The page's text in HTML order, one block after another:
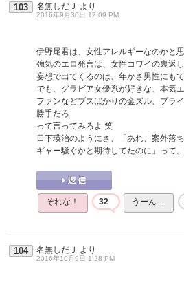
103 名無しだＪ より
2016年9月30日 12:09 PM
伊野尾君は、女性アレルギーなのかと思
強気のエロ発言は、女性コワイの裏返
妄想で出てくるのは、年かさ男性にも
でも、グラビア女優系が好きな、本気
ファンなどブスばかりの金ズル、プラ
勝手だろ
って言ってみろよ 笑
日下瑛治のようにさ、「あれ、案外落
ギャー騒ぐかと期待してたのに」って
それな！ 32 うーん…
104 名無しだＪ より
2016年10月9日 1:28 PM